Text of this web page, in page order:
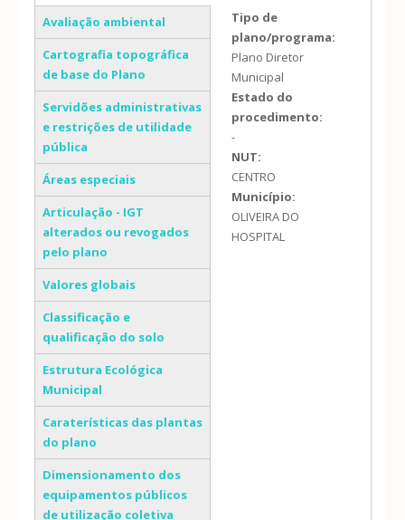
(separador ativo)
Avaliação ambiental
Cartografia topográfica
de base do Plano
Servidões administrativas
e restrições de utilidade
pública
Áreas especiais
Articulação - IGT
alterados ou revogados
pelo plano
Valores globais
Classificação e
qualificação do solo
Estrutura Ecológica
Municipal
Caraterísticas das plantas
do plano
Dimensionamento dos
equipamentos públicos
de utilização coletiva
Tipo de
plano/programa:
Plano Diretor
Municipal
Estado do
procedimento:
-
NUT:
CENTRO
Município:
OLIVEIRA DO
HOSPITAL